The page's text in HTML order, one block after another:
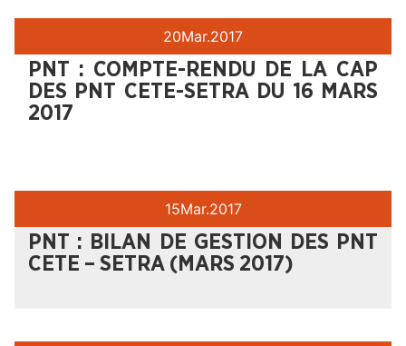
20Mar.2017
PNT : COMPTE-RENDU DE LA CAP
DES PNT CETE-SETRA DU 16 MARS
2017
15Mar.2017
PNT : BILAN DE GESTION DES PNT
CETE – SETRA (MARS 2017)